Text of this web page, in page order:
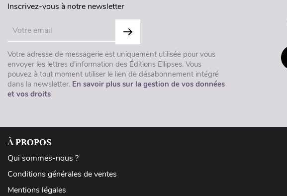
Inscrivez-vous à notre newsletter
Votre adresse de messagerie est uniquement utilisée pour vous
envoyer les lettres d'information des Éditions Ellipses. Vous
pouvez à tout moment utiliser le lien de désabonnement intégré
dans la newsletter. En savoir plus sur la gestion de vos données
et vos droits
À PROPOS
Qui sommes-nous ?
Conditions générales de ventes
Mentions légales